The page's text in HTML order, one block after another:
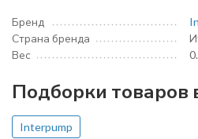
Бренд
Страна бренда
Вес
Подборки товаров
Interpump